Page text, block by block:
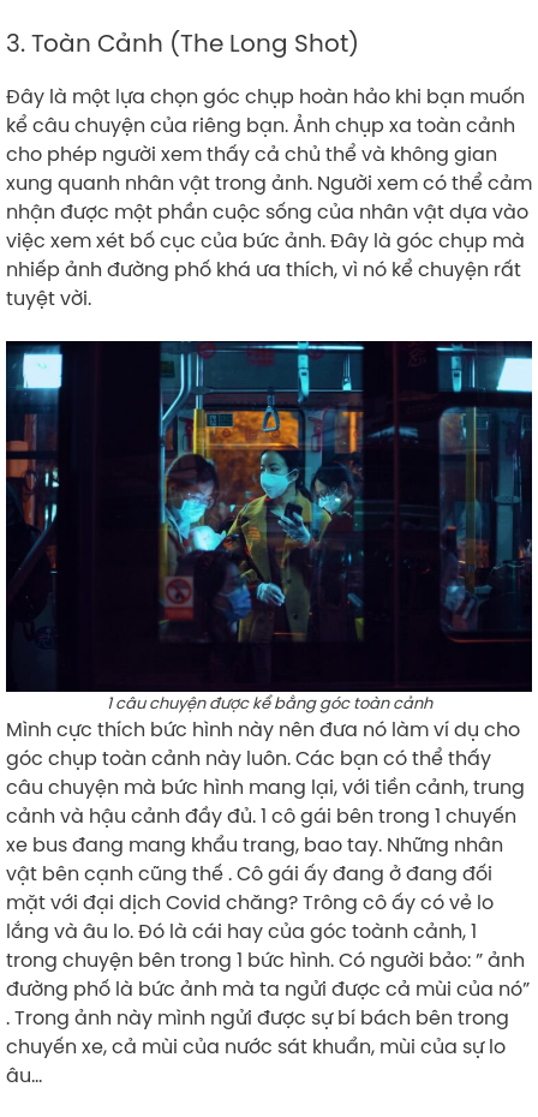
3. Toàn Cảnh (The Long Shot)
Đây là một lựa chọn góc chụp hoàn hảo khi bạn muốn
kể câu chuyện của riêng bạn. Ảnh chụp xa toàn cảnh
cho phép người xem thấy cả chủ thể và không gian
xung quanh nhân vật trong ảnh. Người xem có thể cảm
nhận được một phần cuộc sống của nhân vật dựa vào
việc xem xét bố cục của bức ảnh. Đây là góc chụp mà
nhiếp ảnh đường phố khá ưa thích, vì nó kể chuyện rất
tuyệt vời.
1 câu chuyện được kể bằng góc toàn cảnh
Mình cực thích bức hình này nên đưa nó làm ví dụ cho
góc chụp toàn cảnh này luôn. Các bạn có thể thấy
câu chuyện mà bức hình mang lại, với tiền cảnh, trung
cảnh và hậu cảnh đầy đủ. 1 cô gái bên trong 1 chuyến
xe bus đang mang khẩu trang, bao tay. Những nhân
vật bên cạnh cũng thế . Cô gái ấy đang ở đang đối
mặt với đại dịch Covid chăng? Trông cô ấy có vẻ lo
lắng và âu lo. Đó là cái hay của góc toành cảnh, 1
trong chuyện bên trong 1 bức hình. Có người bảo: ” ảnh
đường phố là bức ảnh mà ta ngửi được cả mùi của nó”
. Trong ảnh này mình ngửi được sự bí bách bên trong
chuyến xe, cả mùi của nước sát khuẩn, mùi của sự lo
âu…